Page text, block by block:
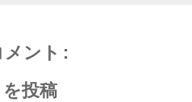
ント:
投稿